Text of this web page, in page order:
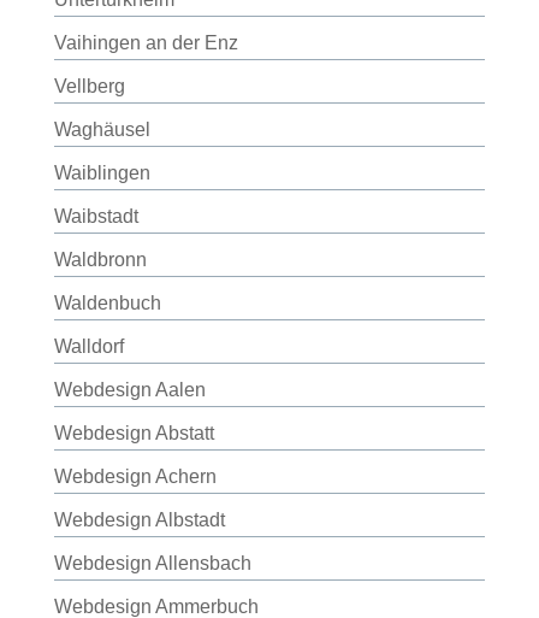
Vaihingen an der Enz
Vellberg
Waghäusel
Waiblingen
Waibstadt
Waldbronn
Waldenbuch
Walldorf
Webdesign Aalen
Webdesign Abstatt
Webdesign Achern
Webdesign Albstadt
Webdesign Allensbach
Webdesign Ammerbuch